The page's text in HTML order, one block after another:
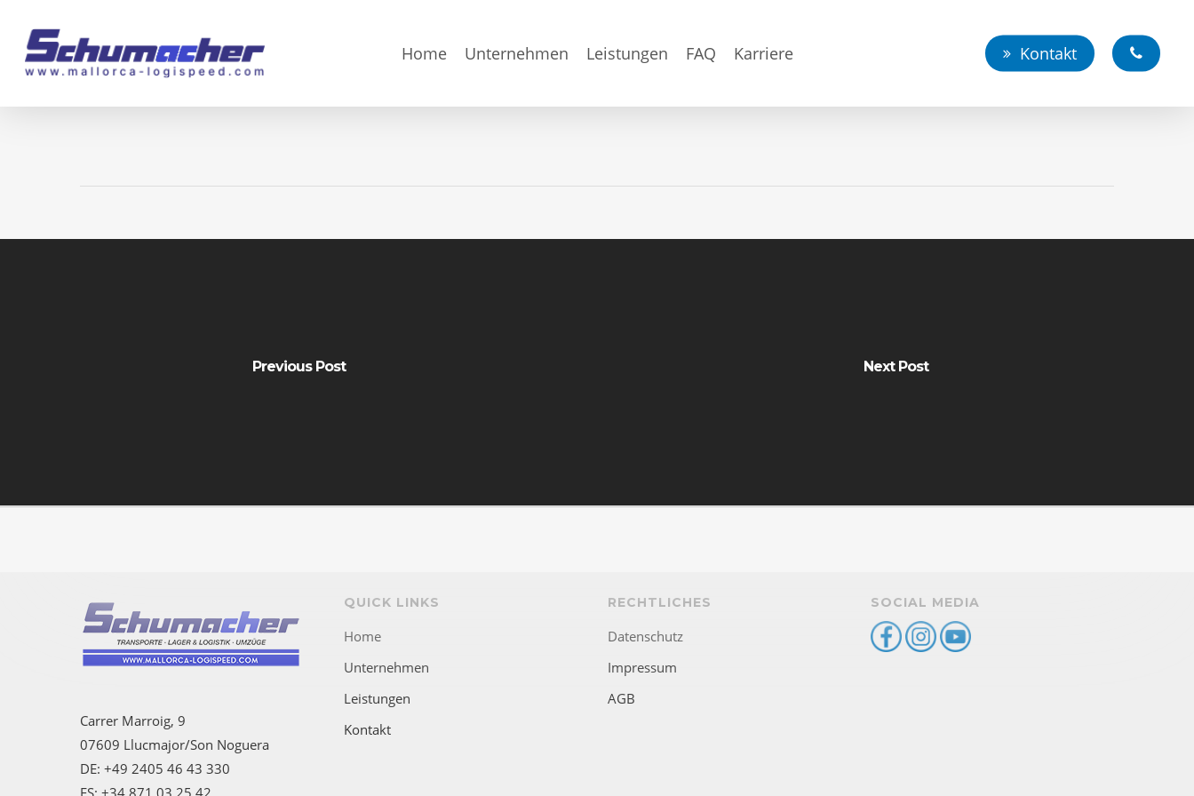
main
Home Unternehmen Leistungen FAQ Karriere Kontakt
Previous Post Next Post
Carrer Marroig, 9
07609 Llucmajor/Son Noguera
DE: +49 2405 46 43 330
ES: +34 871 03 25 42
QUICK LINKS
Home
Unternehmen
Leistungen
Kontakt
RECHTLICHES
Datenschutz
Impressum
AGB
SOCIAL MEDIA